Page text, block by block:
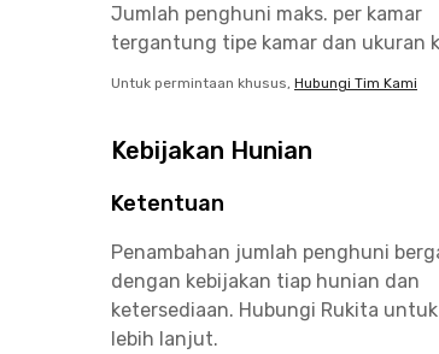
Jumlah penghuni maks. per kamar
tergantung tipe kamar dan ukuran
Untuk permintaan khusus, Hubungi Tim Kami
Kebijakan Hunian
Ketentuan
Penambahan jumlah penghuni
dengan kebijakan tiap hunian dan
ketersediaan. Hubungi Rukita
lebih lanjut.